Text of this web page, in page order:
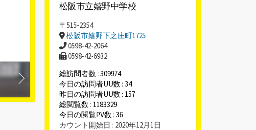
松阪市立嬉野中学校
〒515-2354
松阪市嬉野下之庄町1725
0598-42-2064
0598-42-6932
総訪問者数 : 309974
今日の訪問者UU数 : 34
昨日の訪問者UU数 : 157
総閲覧数 : 1183329
今日の閲覧PV数 : 36
カウント開始日 : 2020年12月1日